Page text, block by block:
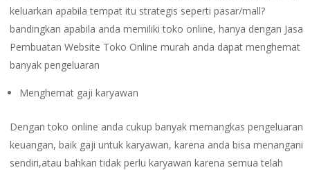
keluarkan apabila tempat itu strategis seperti pasar/mall?
bandingkan apabila anda memiliki toko online, hanya dengan Jasa
Pembuatan Website Toko Online murah anda dapat menghemat
banyak pengeluaran
Menghemat gaji karyawan
Dengan toko online anda cukup banyak memangkas pengeluaran
keuangan, baik gaji untuk karyawan, karena anda bisa menangani
sendiri,atau bahkan tidak perlu karyawan karena semua telah